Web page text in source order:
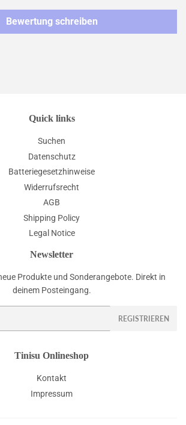
Bewertung schreiben
Quick links
Suchen
Datenschutz
Batteriegesetzhinweise
Widerrufsrecht
AGB
Shipping Policy
Legal Notice
Newsletter
Produkte und Sonderangebote. Direkt in
deinem Posteingang.
REGISTRIEREN
Tinisu Onlineshop
Kontakt
Impressum